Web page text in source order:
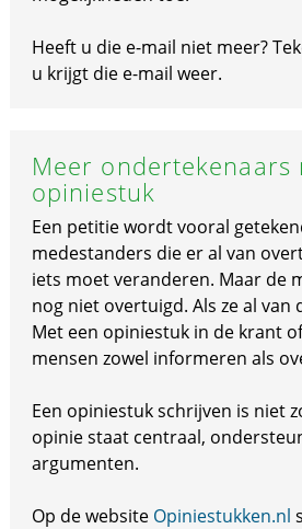
Heeft u die e-mail niet meer?
u krijgt die e-mail weer.
Meer ondertekenaars
opiniestuk
Een petitie wordt vooral
medestanders die er al van
iets moet veranderen. Maar de
nog niet overtuigd. Als ze al van
Met een opiniestuk in de krant
mensen zowel informeren als
Een opiniestuk schrijven is niet
opinie staat centraal,
argumenten.
Op de website Opiniestukken.nl